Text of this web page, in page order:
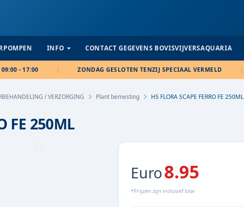
INFO CONTACT GEGEVENS BOVISVIJVERSAQUARIA
- 17:00 ZONDAG GESLOTEN TENZIJ SPECIAAL VERMELD
/ VERZORGING Plant bemesting HS FLORA SCAPE FERRO FE 250ML
FE 250ML
Euro8.95
*Prijzen zijn inclusief btw